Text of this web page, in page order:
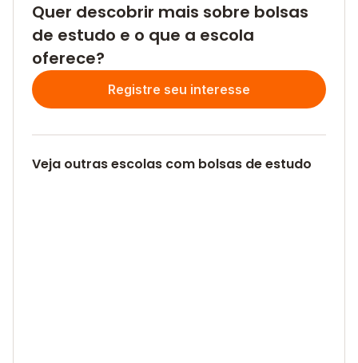
Quer descobrir mais sobre bolsas
de estudo e o que a escola
oferece?
Registre seu interesse
Veja outras escolas com bolsas de estudo